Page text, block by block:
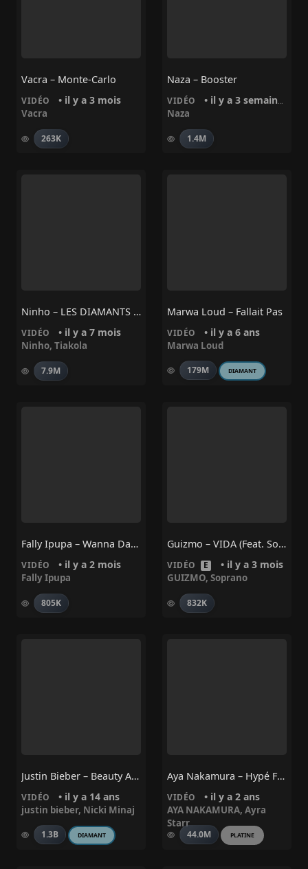
Vacra – Monte-Carlo
VIDÉO • il y a 3 mois
Vacra
263K
Naza – Booster
VIDÉO • il y a 3 semaines
Naza
1.4M
Ninho – LES DIAMANTS DE BOKASSA Feat. Tiakola
VIDÉO • il y a 7 mois
Ninho, Tiakola
7.9M
Marwa Loud – Fallait Pas
VIDÉO • il y a 6 ans
Marwa Loud
179M DIAMANT
Fally Ipupa – Wanna Dance
VIDÉO • il y a 2 mois
Fally Ipupa
805K
Guizmo – VIDA (feat. Soprano)
VIDÉO E • il y a 3 mois
GUIZMO, Soprano
832K
Justin Bieber – Beauty And A Beat Ft. Nicki Minaj
VIDÉO • il y a 14 ans
justin bieber, Nicki Minaj
1.3B DIAMANT
Aya Nakamura – Hypé Feat. Ayra Starr
VIDÉO • il y a 2 ans
AYA NAKAMURA, Ayra
Starr
44.0M PLATINE